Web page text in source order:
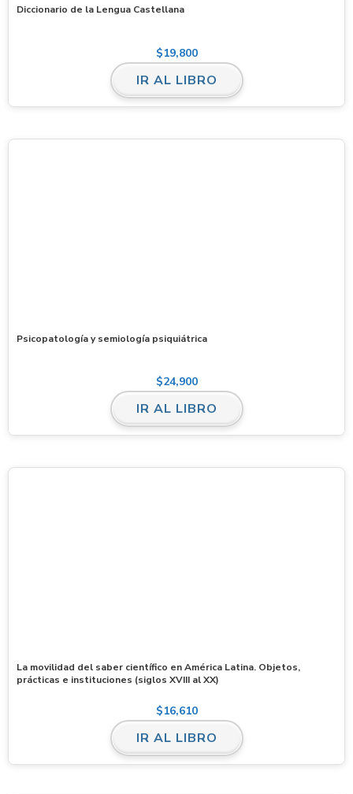
Diccionario de la Lengua Castellana
$19,800
IR AL LIBRO
Psicopatología y semiología psiquiátrica
$24,900
IR AL LIBRO
La movilidad del saber científico en América Latina. Objetos,
prácticas e instituciones (siglos XVIII al XX)
$16,610
IR AL LIBRO